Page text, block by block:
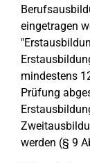
eingetragen
mindestens
Prüfung
werden (§ 9